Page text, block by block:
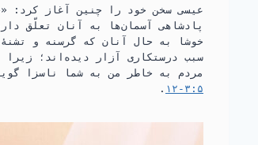
عیسی سخن خود را چنین آغاز کرد:‏
پادشاهی آسمان‌ها به آنان تعلّق
خوشا به حال آنان که گرسنه و
سبب درستکاری آزار دیده‌اند؛‏
مردم به خاطر من به شما ناسزا
۵:‏۳-‏۱۲
‏.‏